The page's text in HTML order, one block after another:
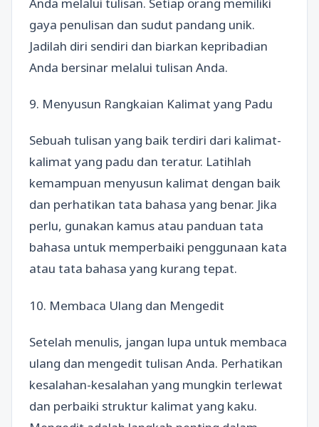
gaya penulisan dan sudut pandang unik.
Jadilah diri sendiri dan biarkan kepribadian
Anda bersinar melalui tulisan Anda.
9. Menyusun Rangkaian Kalimat yang Padu
Sebuah tulisan yang baik terdiri dari kalimat-
kalimat yang padu dan teratur. Latihlah
kemampuan menyusun kalimat dengan baik
dan perhatikan tata bahasa yang benar. Jika
perlu, gunakan kamus atau panduan tata
bahasa untuk memperbaiki penggunaan kata
atau tata bahasa yang kurang tepat.
10. Membaca Ulang dan Mengedit
Setelah menulis, jangan lupa untuk membaca
ulang dan mengedit tulisan Anda. Perhatikan
kesalahan-kesalahan yang mungkin terlewat
dan perbaiki struktur kalimat yang kaku.